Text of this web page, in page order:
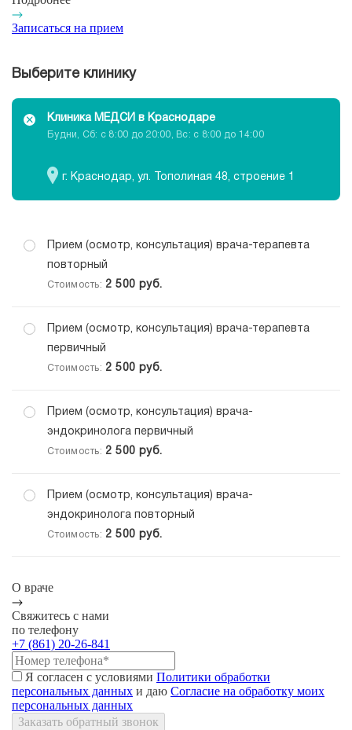
Записаться на прием
Выберите клинику
Клиника МЕДСИ в Краснодаре
Будни, Сб: c 8:00 до 20:00, Вс: c 8:00 до 14:00
г. Краснодар, ул. Тополиная 48, строение 1
Прием (осмотр, консультация) врача-терапевта
повторный
Стоимость: 2 500 руб.
Прием (осмотр, консультация) врача-терапевта
первичный
Стоимость: 2 500 руб.
Прием (осмотр, консультация) врача-
эндокринолога первичный
Стоимость: 2 500 руб.
Прием (осмотр, консультация) врача-
эндокринолога повторный
Стоимость: 2 500 руб.
О враче
Свяжитесь с нами
по телефону
+7 (861) 20-26-841
Я согласен с условиями Политики обработки
персональных данных и даю Согласие на обработку моих
персональных данных
Заказать обратный звонок